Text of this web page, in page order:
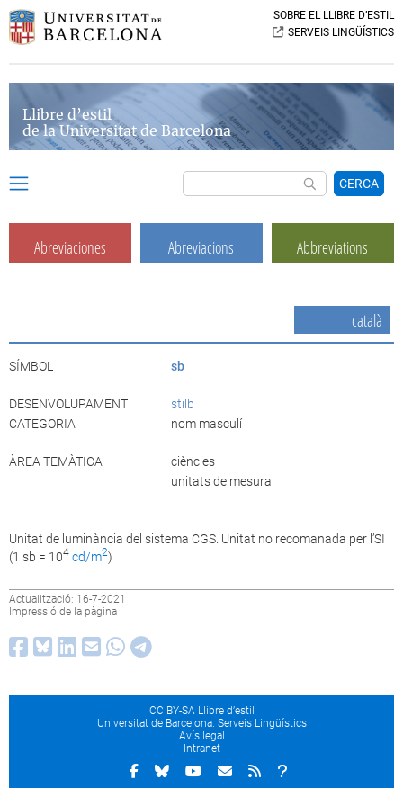
SOBRE EL LLIBRE D’ESTIL
SERVEIS LINGÜÍSTICS
Llibre d’estil
de la Universitat de Barcelona
CERCA
Abreviaciones Abreviacions Abbreviations
català
SÍMBOL sb
DESENVOLUPAMENT
stilb
CATEGORIA
nom masculí
ÀREA TEMÀTICA
ciències
unitats de mesura
Unitat de luminància del sistema CGS. Unitat no recomanada per l’SI
(1 sb = 104 cd/m2)
Actualització: 16-7-2021
Impressió de la pàgina
CC BY-SA Llibre d’estil
Universitat de Barcelona. Serveis Lingüístics
Avís legal
Intranet